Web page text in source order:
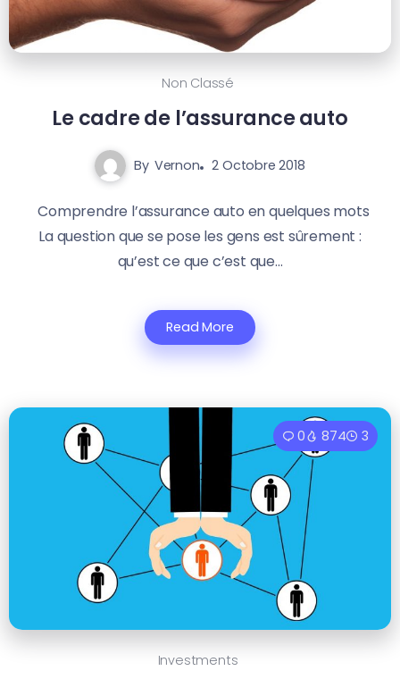
Non Classé
Le cadre de l’assurance auto
By Vernon 2 Octobre 2018
Comprendre l’assurance auto en quelques mots
La question que se pose les gens est sûrement :
qu’est ce que c’est que...
Read More
0 874 3
Investments